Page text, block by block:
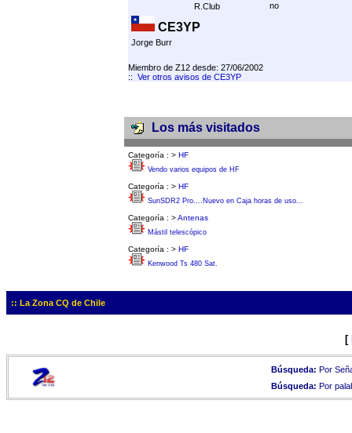
R.Club
no
CE3YP
Jorge Burr
Miembro de Z12 desde: 27/06/2002
:: Ver otros avisos de CE3YP
Los más visitados
Categoría : > HF
Vendo varios equipos de HF
Categoría : > HF
SunSDR2 Pro....Nuevo en Caja horas de uso...
Categoría : >Antenas
Mástil telescópico
Categoría : > HF
Kenwood Ts 480 Sat.
:: La Zona CQ de Chile
[
Búsqueda: Por
Búsqueda: Por